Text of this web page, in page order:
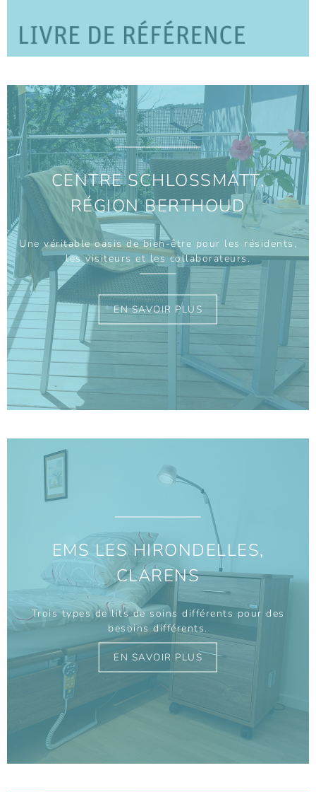
CENTRE SCHLOSSMATT,
RÉGION BERTHOUD
Une véritable oasis de bien-être pour les résidents,
les visiteurs et les collaborateurs.
EN SAVOIR PLUS
EMS LES HIRONDELLES,
CLARENS
Trois types de lits de soins différents pour des
besoins différents.
EN SAVOIR PLUS